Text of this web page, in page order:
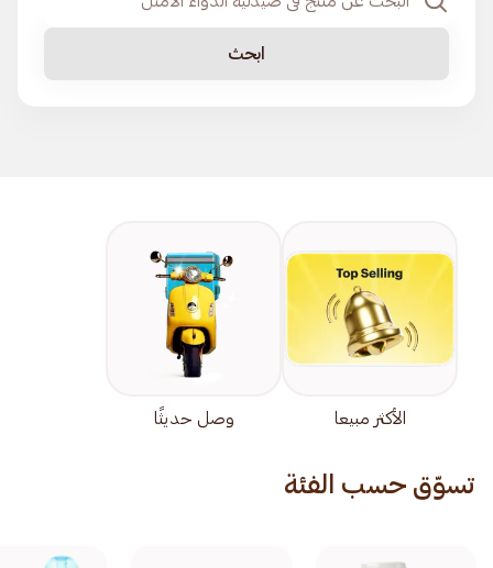
ابحث
الأكثر مبيعا وصل حديثًا
تسوّق حسب الفئة